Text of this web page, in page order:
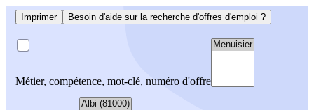
Imprimer Besoin d'aide sur la recherche d'offres d'emploi ?
Métier, compétence, mot-clé, numéro d'offre